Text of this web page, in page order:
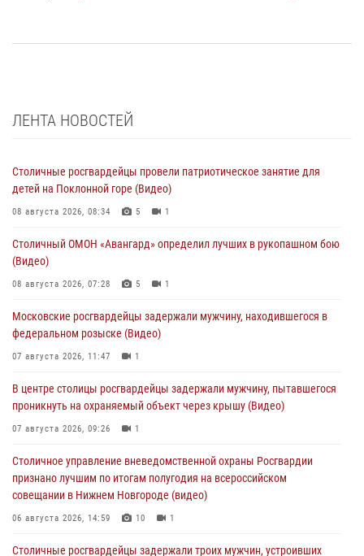
ЛЕНТА НОВОСТЕЙ
Столичные росгвардейцы провели патриотическое занятие для
детей на Поклонной горе (Видео)
08 августа 2026, 08:34 5 1
Столичный ОМОН «Авангард» определил лучших в рукопашном бою
(Видео)
08 августа 2026, 07:28 5 1
Московские росгвардейцы задержали мужчину, находившегося в
федеральном розыске (Видео)
07 августа 2026, 11:47 1
В центре столицы росгвардейцы задержали мужчину, пытавшегося
проникнуть на охраняемый объект через крышу (Видео)
07 августа 2026, 09:26 1
Столичное управление вневедомственной охраны Росгвардии
признано лучшим по итогам полугодия на всероссийском
совещании в Нижнем Новгороде (видео)
06 августа 2026, 14:59 10 1
Столичные росгвардейцы задержали троих мужчин, устроивших